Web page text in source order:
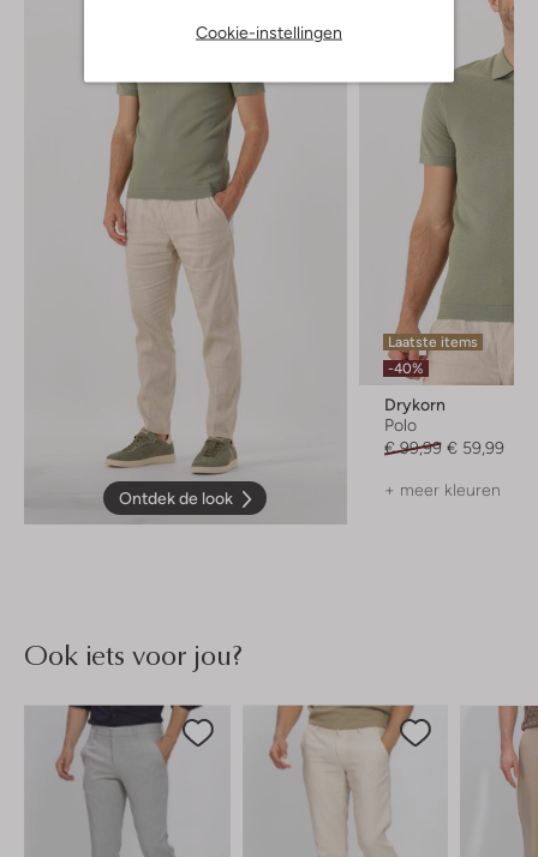
Cookie-instellingen
Ontdek de look
Laatste items
-40%
Drykorn
Polo
€ 99,99 € 59,99
+ meer kleuren
Ook iets voor jou?